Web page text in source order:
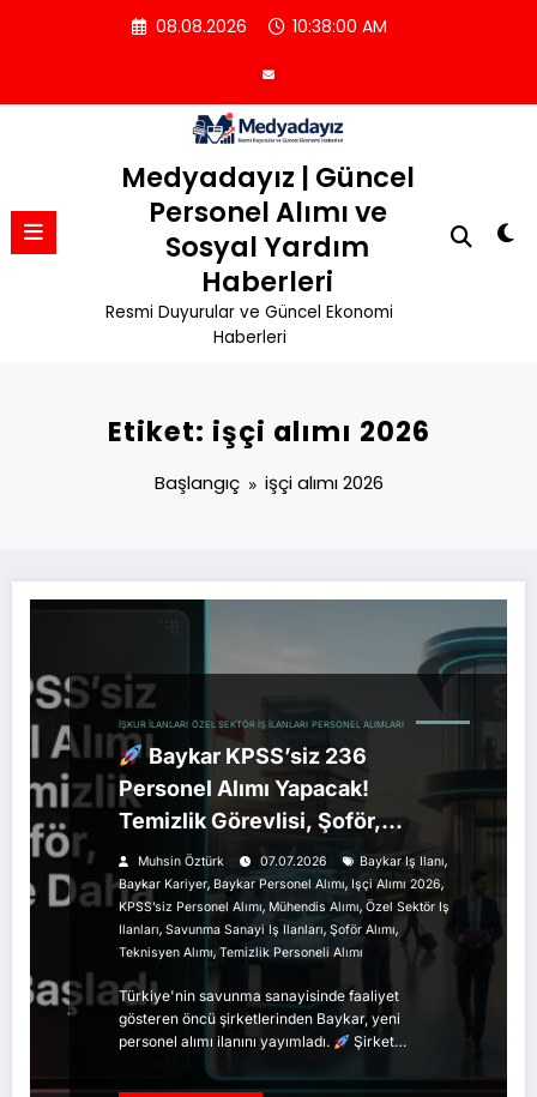
08.08.2026 10:38:00 AM
Medyadayız | Güncel
Personel Alımı ve
Sosyal Yardım
Haberleri
Resmi Duyurular ve Güncel Ekonomi
Haberleri
Etiket: işçi alımı 2026
Başlangıç işçi alımı 2026
İŞKUR İLANLARI ÖZEL SEKTÖR İŞ İLANLARI PERSONEL ALIMLARI
Baykar KPSS’siz 236
Personel Alımı Yapacak!
Temizlik Görevlisi, Şoför,
Mühendis ve Daha Fazlası İçin
Başvurular Başladı
Muhsin Öztürk 07.07.2026 Baykar Iş Ilanı,
Baykar Kariyer, Baykar Personel Alımı, Işçi Alımı 2026,
KPSS’siz Personel Alımı, Mühendis Alımı, Özel Sektör Iş
Ilanları, Savunma Sanayi Iş Ilanları, Şoför Alımı,
Teknisyen Alımı,Temizlik Personeli Alımı
Türkiye'nin savunma sanayisinde faaliyet
gösteren öncü şirketlerinden Baykar, yeni
personel alımı ilanını yayımladı.
Şirket…